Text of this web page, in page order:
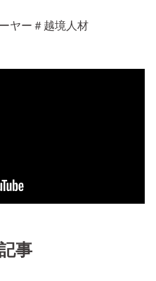
ヤー＃越境人材
事